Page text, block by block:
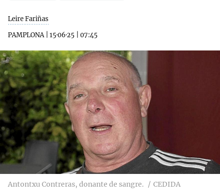
Leire Fariñas
PAMPLONA| 15·06·25 07:45
Antontxu Contreras, donante de sangre. CEDIDA